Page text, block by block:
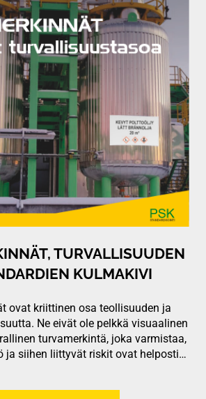
TURVALLISUUDEN
KULMAKIVI
ovat kriittinen osa teollisuuden ja
Ne eivät ole pelkkä visuaalinen
turvamerkintä, joka varmistaa,
ja siihen liittyvät riskit ovat helposti…